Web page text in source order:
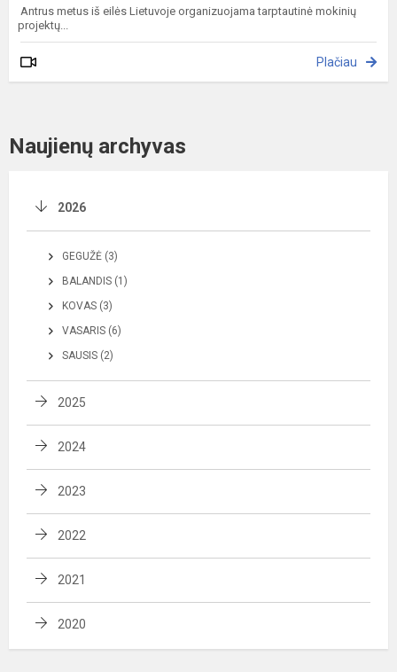
Antrus metus iš eilės Lietuvoje organizuojama tarptautinė mokinių
projektų...
Plačiau
Naujienų archyvas
2026
GEGUŽĖ (3)
BALANDIS (1)
KOVAS (3)
VASARIS (6)
SAUSIS (2)
2025
2024
2023
2022
2021
2020